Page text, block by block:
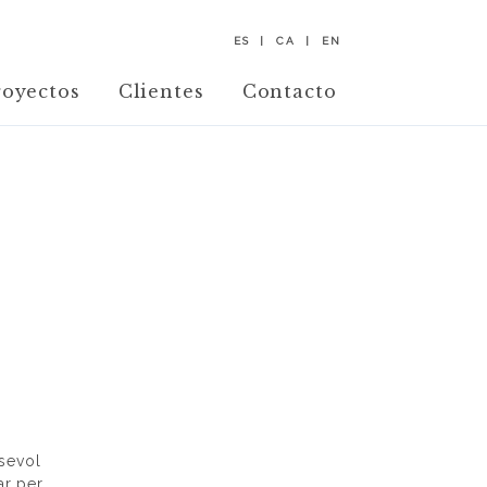
Clientes Contacto
ES CA EN